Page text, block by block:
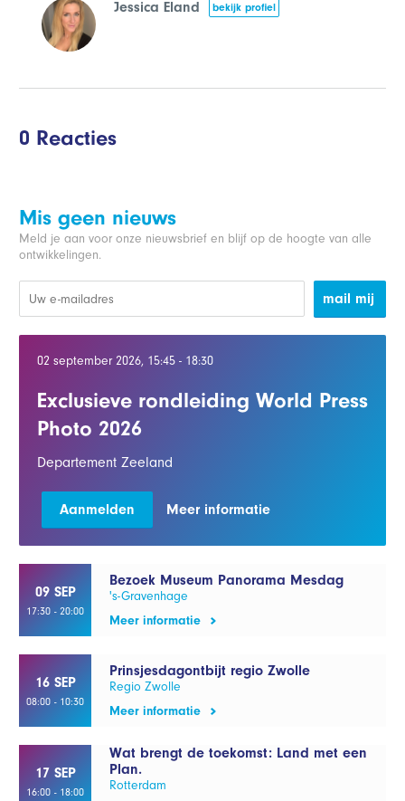
Jessica Eland bekijk profiel
0 Reacties
Mis geen nieuws
Meld je aan voor onze nieuwsbrief en blijf op de hoogte van alle
ontwikkelingen.
mail mij
02 september 2026, 15:45 - 18:30
Exclusieve rondleiding World Press
Photo 2026
Departement Zeeland
Aanmelden Meer informatie
09 SEP
17:30 - 20:00
Bezoek Museum Panorama Mesdag
's-Gravenhage
Meer informatie
16 SEP
08:00 - 10:30
Prinsjesdagontbijt regio Zwolle
Regio Zwolle
Meer informatie
17 SEP
16:00 - 18:00
Wat brengt de toekomst: Land met een
Plan.
Rotterdam